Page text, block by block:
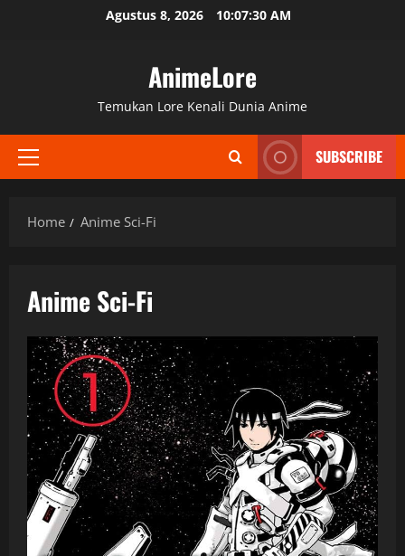
Agustus 8, 2026 10:07:31 AM
AnimeLore
Temukan Lore Kenali Dunia Anime
Primary
SUBSCRIBE
Home Anime Sci-Fi
Anime Sci-Fi